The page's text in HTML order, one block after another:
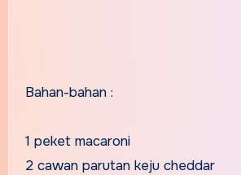
Bahan-bahan :
1 peket macaroni
2 cawan parutan keju cheddar